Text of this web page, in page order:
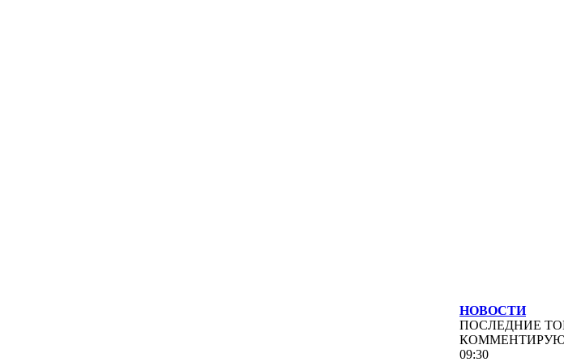
НОВОСТИ
ПОСЛЕДНИЕ
09:30